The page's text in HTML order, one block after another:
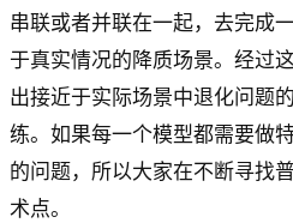
串联或者并联在一起，去完成
于真实情况的降质场景。经过
出接近于实际场景中退化问题
练。如果每一个模型都需要做
的问题，所以大家在不断寻找
术点。